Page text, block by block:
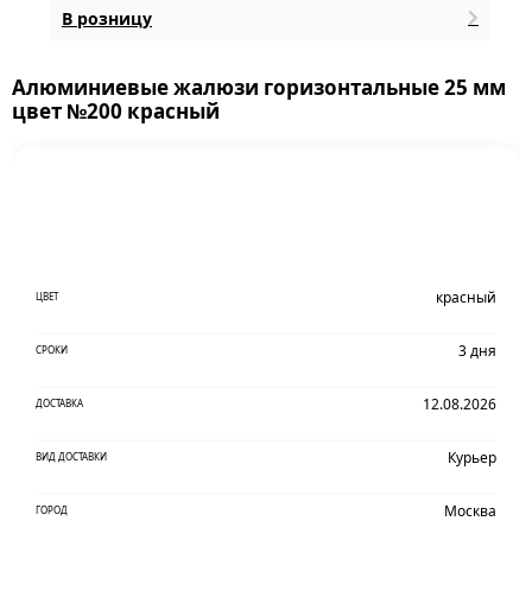
В розницу
Алюминиевые жалюзи горизонтальные 25 мм
цвет №200 красный
ЦВЕТ красный
СРОКИ 3 дня
ДОСТАВКА 12.08.2026
ВИД ДОСТАВКИ Курьер
ГОРОД Москва